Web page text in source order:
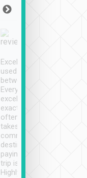
Excellent service. We have
used Tripool to travel
between cities in Taiwan.
Every driver has been
excellent and arrives
exactly on time. As there is
often limited English it
takes the difficulty out of
communicating the
destination details and
paying online prior to the
trip is very convenient.
Highly recommended